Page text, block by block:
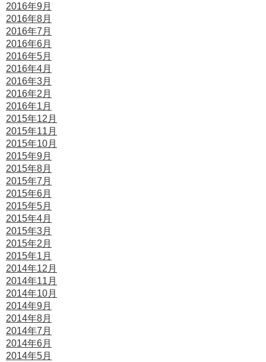
2016年9月
2016年8月
2016年7月
2016年6月
2016年5月
2016年4月
2016年3月
2016年2月
2016年1月
2015年12月
2015年11月
2015年10月
2015年9月
2015年8月
2015年7月
2015年6月
2015年5月
2015年4月
2015年3月
2015年2月
2015年1月
2014年12月
2014年11月
2014年10月
2014年9月
2014年8月
2014年7月
2014年6月
2014年5月